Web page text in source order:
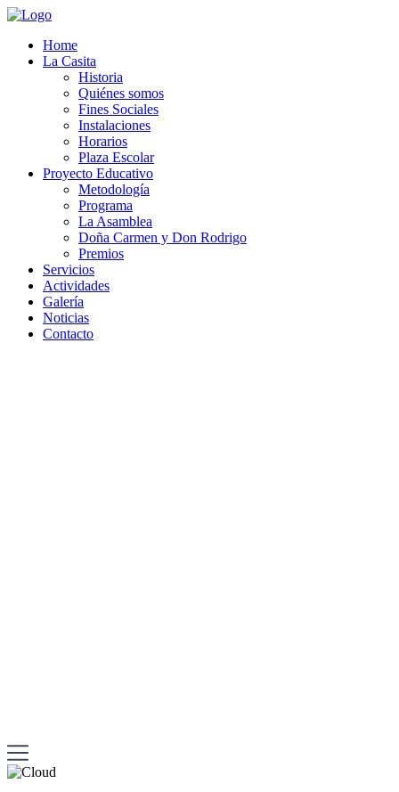
Home
La Casita
Historia
Quiénes somos
Fines Sociales
Instalaciones
Horarios
Plaza Escolar
Proyecto Educativo
Metodología
Programa
La Asamblea
Doña Carmen y Don Rodrigo
Premios
Servicios
Actividades
Galería
Noticias
Contacto